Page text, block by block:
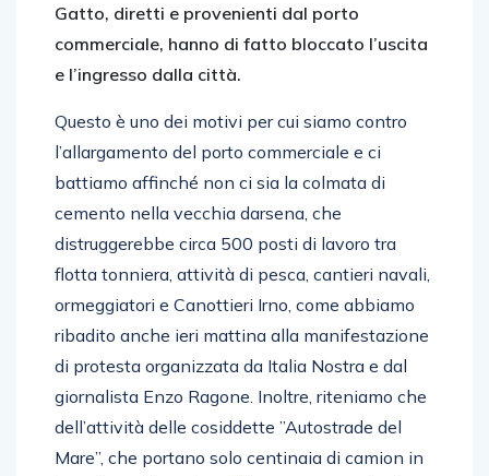
Gatto, diretti e provenienti dal porto
commerciale, hanno di fatto bloccato l’uscita
e l’ingresso dalla città.
Questo è uno dei motivi per cui siamo contro
l’allargamento del porto commerciale e ci
battiamo affinché non ci sia la colmata di
cemento nella vecchia darsena, che
distruggerebbe circa 500 posti di lavoro tra
flotta tonniera, attività di pesca, cantieri navali,
ormeggiatori e Canottieri Irno, come abbiamo
ribadito anche ieri mattina alla manifestazione
di protesta organizzata da Italia Nostra e dal
giornalista Enzo Ragone. Inoltre, riteniamo che
dell’attività delle cosiddette ”Autostrade del
Mare”, che portano solo centinaia di camion in